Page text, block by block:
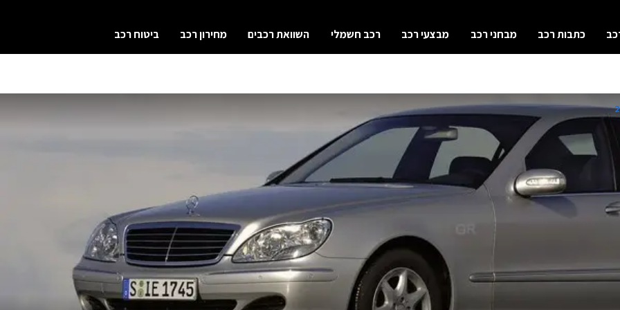
כתבות רכב מבחני רכב מבצעי רכב רכב חשמלי השוואת רכבים מחירון רכב ביטוח רכב